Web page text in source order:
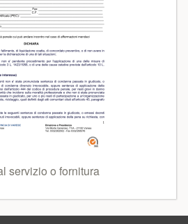
servizio o fornitura